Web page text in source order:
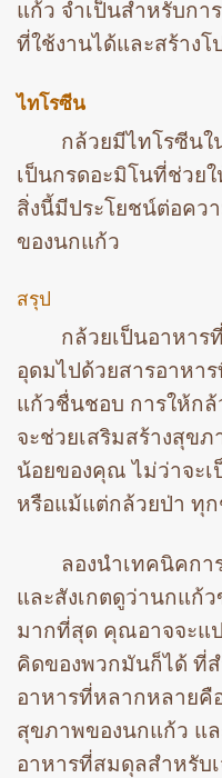
แก้ว จำเป็นสำหรับกา
ที่ใช้งานได้และสร้าง
ไทโรซีน
กล้วยมีไทโรซีน
เป็นกรดอะมิโนที่ช่วย
สิ่งนี้มีประโยชน์ต่อคว
ของนกแก้ว
สรุป
กล้วยเป็นอาหาร
อุดมไปด้วยสารอาหา
แก้วชื่นชอบ การให้ก
จะช่วยเสริมสร้างสุข
น้อยของคุณ ไม่ว่าจะ
หรือแม้แต่กล้วยป่า ทุ
ลองนำเทคนิคกา
และสังเกตดูว่านกแก้
มากที่สุด คุณอาจจะแ
คิดของพวกมันก็ได้ ที่
อาหารที่หลากหลาย
สุขภาพของนกแก้ว แ
อาหารที่สมดุลสำหรับ